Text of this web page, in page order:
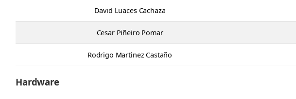
David Luaces Cachaza
Cesar Piñeiro Pomar
Rodrigo Martinez Castaño
Hardware